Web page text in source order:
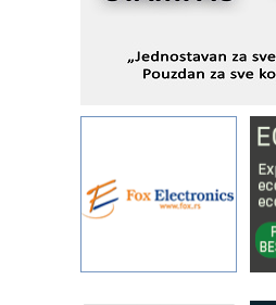
STAUFF –
sistema
YAMADA pumpe –
pouzdanost u
Filtration Group
rešenja za filtraciju u
procesnim sistemima
Art Utopia Studio –